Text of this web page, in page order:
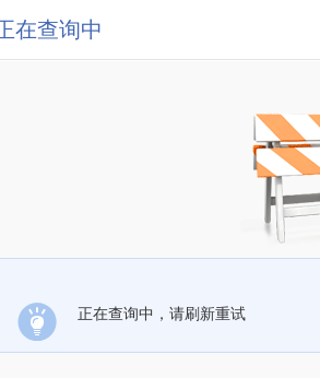
在查询中
正在查询中，请刷新重试